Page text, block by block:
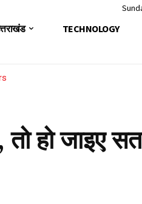
TECHNOLOGY
Small
हो जाइए